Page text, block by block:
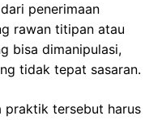
penerimaan
rawan titipan atau
bisa dimanipulasi,
tidak tepat sasaran.
praktik tersebut harus